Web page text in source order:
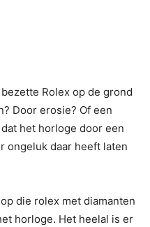
Rolex op de grond
Door erosie? Of een
het horloge door een
ongeluk daar heeft laten
die rolex met diamanten
horloge. Het heelal is er